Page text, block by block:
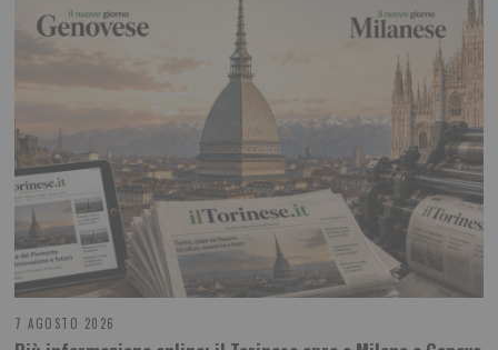
7 AGOSTO 2026